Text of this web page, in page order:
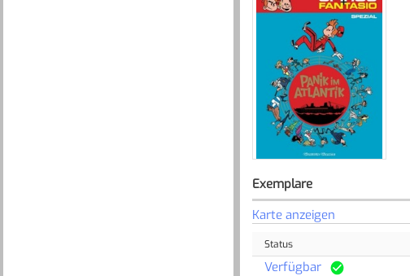
Exemplare
Karte anzeigen
Status
Verfügbar